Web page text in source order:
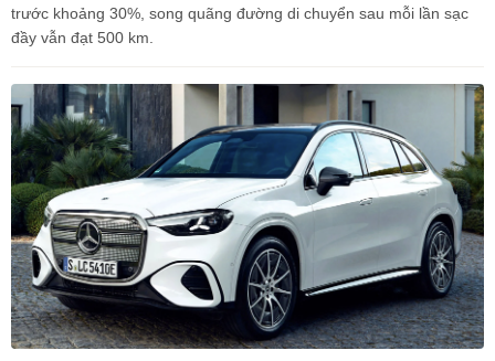
trước khoảng 30%, song quãng đường di chuyển sau mỗi lần sạc
đầy vẫn đạt 500 km.